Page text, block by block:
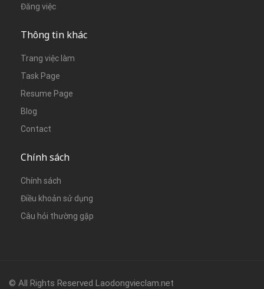
Đăng việc
Thông tin khác
Trang việc làm
Task Page
Resume Page
Blog
Contact
Chính sách
Chính sách
Điều khoản sử dụng
Câu hỏi thường gặp
© All Rights Reserved Laodongvieclam.net